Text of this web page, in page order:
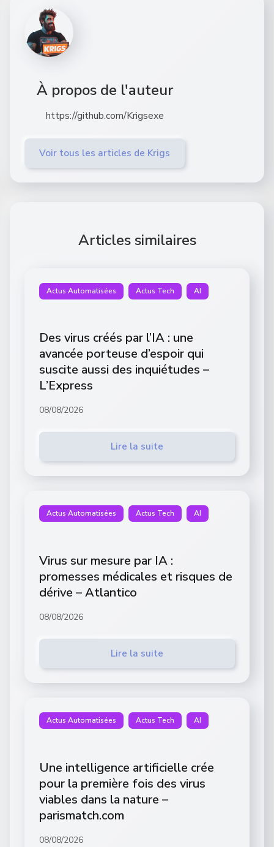
À propos de l'auteur
https://github.com/Krigsexe
Voir tous les articles de Krigs
Articles similaires
Actus Automatisées Actus Tech AI
Des virus créés par l’IA : une
avancée porteuse d’espoir qui
suscite aussi des inquiétudes –
L’Express
08/08/2026
Lire la suite
Actus Automatisées Actus Tech AI
Virus sur mesure par IA :
promesses médicales et risques de
dérive – Atlantico
08/08/2026
Lire la suite
Actus Automatisées Actus Tech AI
Une intelligence artificielle crée
pour la première fois des virus
viables dans la nature –
parismatch.com
08/08/2026